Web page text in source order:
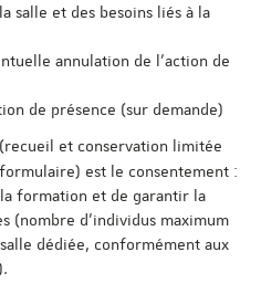
salle et des besoins liés à la
annulation de l'action de
de présence (sur demande)
(recueil et conservation limitée
est le consentement :
formation et de garantir la
(nombre d'individus maximum
dédiée, conformément aux